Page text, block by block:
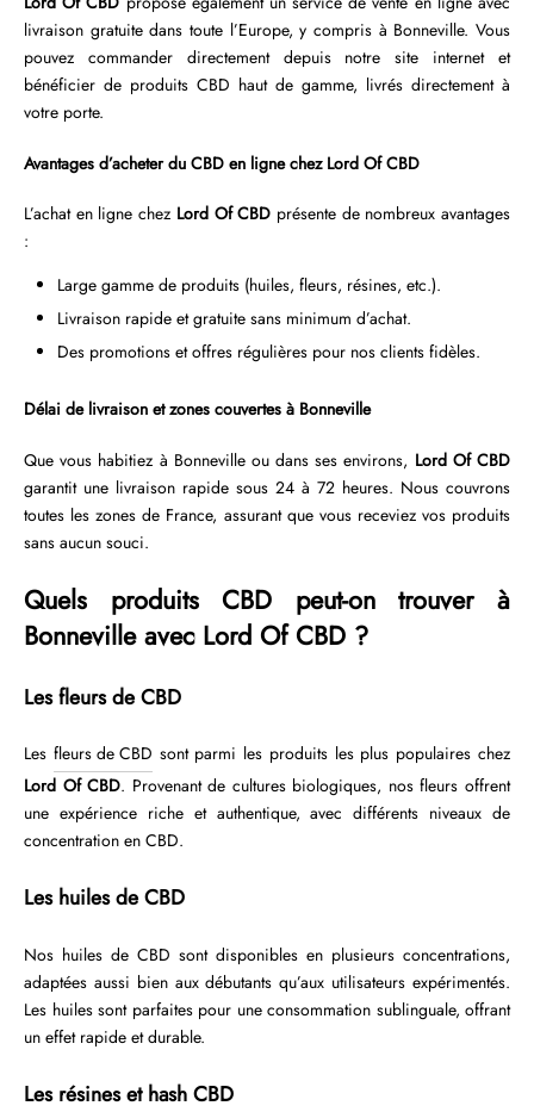
livraison gratuite dans toute l’Europe, y compris à Bonneville. Vous
pouvez commander directement depuis notre site internet et
bénéficier de produits CBD haut de gamme, livrés directement à
votre porte.
Avantages d’acheter du CBD en ligne chez Lord Of CBD
L’achat en ligne chez Lord Of CBD présente de nombreux avantages
:
Large gamme de produits (huiles, fleurs, résines, etc.).
Livraison rapide et gratuite sans minimum d’achat.
Des promotions et offres régulières pour nos clients fidèles.
Délai de livraison et zones couvertes à Bonneville
Que vous habitiez à Bonneville ou dans ses environs, Lord Of CBD
garantit une livraison rapide sous 24 à 72 heures. Nous couvrons
toutes les zones de France, assurant que vous receviez vos produits
sans aucun souci.
Quels produits CBD peut-on trouver à
Bonneville avec Lord Of CBD ?
Les fleurs de CBD
Les fleurs de CBD sont parmi les produits les plus populaires chez
Lord Of CBD. Provenant de cultures biologiques, nos fleurs offrent
une expérience riche et authentique, avec différents niveaux de
concentration en CBD.
Les huiles de CBD
Nos huiles de CBD sont disponibles en plusieurs concentrations,
adaptées aussi bien aux débutants qu’aux utilisateurs expérimentés.
Les huiles sont parfaites pour une consommation sublinguale, offrant
un effet rapide et durable.
Les résines et hash CBD